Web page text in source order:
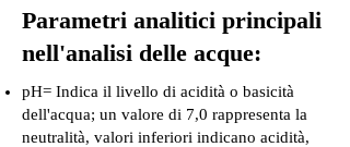
Parametri analitici principali
nell'analisi delle acque:
pH= Indica il livello di acidità o basicità
dell'acqua; un valore di 7,0 rappresenta la
neutralità, valori inferiori indicano acidità,